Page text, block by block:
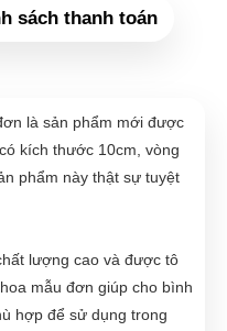
sách thanh toán
là sản phẩm mới được
kích thước 10cm, vòng
phẩm này thật sự tuyệt
lượng cao và được tô
mẫu đơn giúp cho bình
hợp để sử dụng trong